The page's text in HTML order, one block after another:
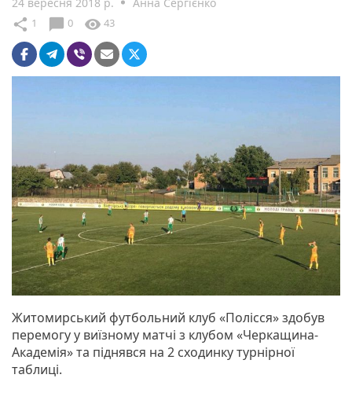
share 1 chat_bubble 0 visibility 43
Житомирський футбольний клуб «Полісся» здобув
перемогу у виїзному матчі з клубом «Черкащина-
Академія» та піднявся на 2 сходинку турнірної
таблиці.